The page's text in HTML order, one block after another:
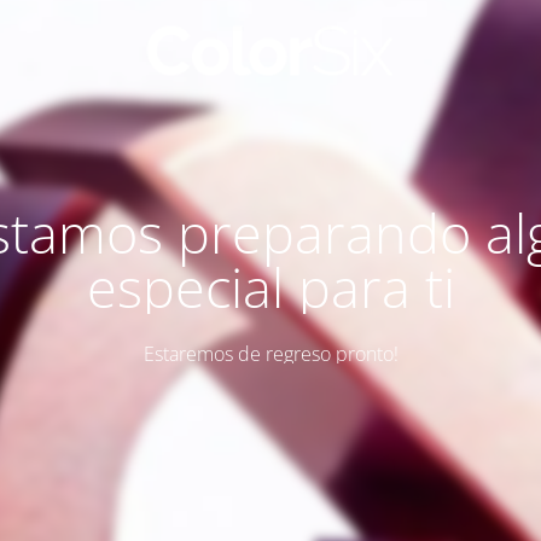
preparando
especial para ti
Estaremos de regreso pronto!